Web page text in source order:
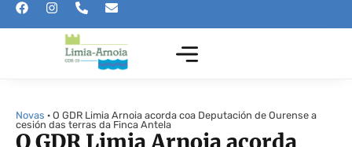
Novas · O GDR Limia Arnoia acorda coa Deputación de Ourense a
cesión das terras da Finca Antela